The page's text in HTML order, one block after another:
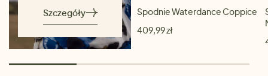
Szczegóły
Spodnie Waterdance Coppice
409,99 zł